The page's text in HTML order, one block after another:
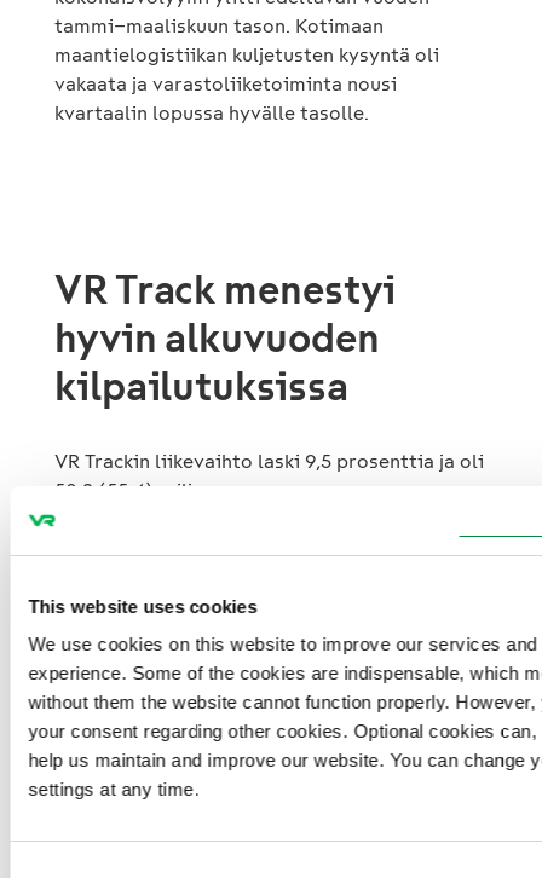
This website uses cookies
We use cookies on this website to improve our services and
experience. Some of the cookies are indispensable, which
without them the website cannot function properly.
your consent regarding other cookies. Optional cookies
help us maintain and improve our website. You can change
settings at any time.
tammi−maaliskuun tason. Kotimaan
maantielogistiikan kuljetusten kysyntä oli
vakaata ja varastoliiketoiminta nousi
kvartaalin lopussa hyvälle tasolle.
VR Track menestyi
hyvin alkuvuoden
kilpailutuksissa
VR Trackin liikevaihto laski 9,5 prosenttia ja oli
50,2 (55,4) miljoonaa euroa
tammi−maaliskuussa. Liikevaihdon laskun
Kauden tärkeimpiä tapahtumia olivat Misi-
Kemijärvivälin päällysrakenne- ja Raaseporin
matkakeskus -urakan voitot rakentamisessa.
Kunnossapidossa tehtiin sopimus
Liikenneviraston kanssa ratakunnossapitoalue
7:n optiovuosien käyttämisestä ja
toiseen vaiheeseen siirtymisestä. Tampereen